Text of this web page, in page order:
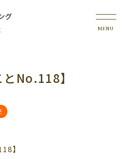
とNo.118】
】